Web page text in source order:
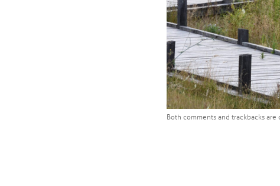
Both comments and trackbacks are